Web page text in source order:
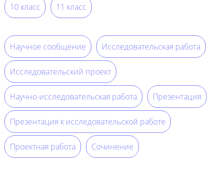
10 класс 11 класс
Научное сообщение Исследовательская работа
Исследовательский проект
Научно-исследовательская работа Презентация
Презентация к исследовательской работе
Проектная работа Сочинение